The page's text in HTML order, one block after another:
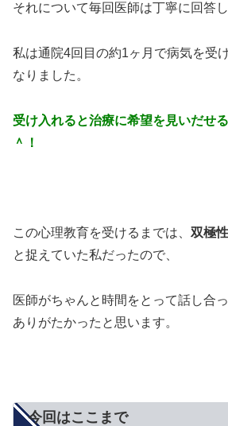
それについて毎回医師は丁寧に回答
私は通院4回目の約1ヶ月で病気を受
なりました。
受け入れると治療に希望を見いだせ
＾！
この心理教育を受けるまでは、 双極
と捉えていた私だったので、
医師がちゃんと時間をとって話し合
ありがたかったと思います。
今回はここまで